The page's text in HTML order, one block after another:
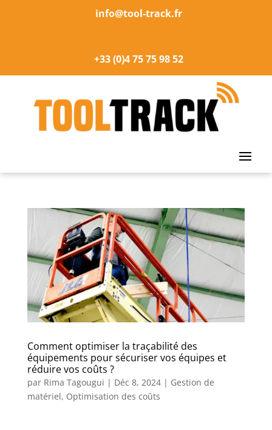
info@tool-track.fr
+33 (0)4 75 75 98 52
Comment optimiser la traçabilité des
équipements pour sécuriser vos équipes et
réduire vos coûts ?
par Rima Tagougui | Déc 8, 2024| Gestion de
matériel, Optimisation des coûts